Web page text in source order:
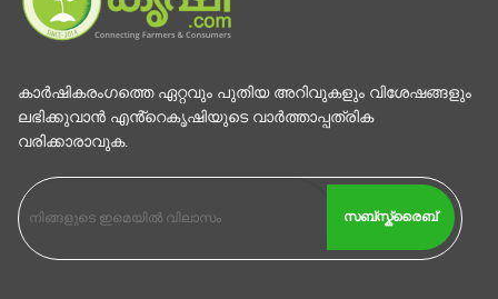
കാര്‍ഷികരംഗത്തെ ഏറ്റവും പുതിയ അറിവുകളും വിശേഷങ്ങളും
ലഭിക്കുവാന്‍ എൻ്റെകൃഷിയുടെ വാര്‍ത്താപ്പത്രിക
വരിക്കാരാവുക.
സബ്സ്ക്രൈബ്